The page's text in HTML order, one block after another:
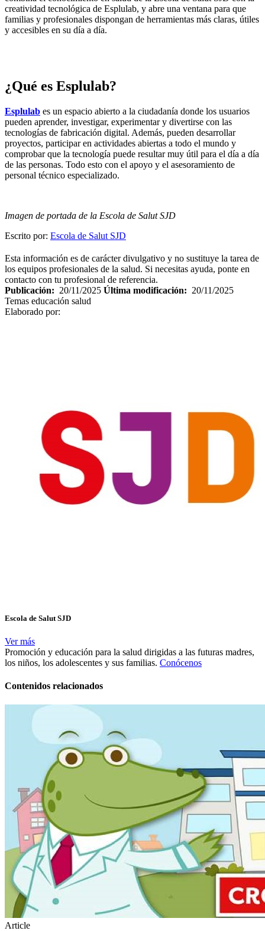
creatividad tecnológica de Esplulab, y abre una ventana para que
familias y profesionales dispongan de herramientas más claras, útiles
y accesibles en su día a día.
¿Qué es Esplulab?
Esplulab es un espacio abierto a la ciudadanía donde los usuarios
pueden aprender, investigar, experimentar y divertirse con las
tecnologías de fabricación digital. Además, pueden desarrollar
proyectos, participar en actividades abiertas a todo el mundo y
comprobar que la tecnología puede resultar muy útil para el día a día
de las personas. Todo esto con el apoyo y el asesoramiento de
personal técnico especializado.
Imagen de portada de la Escola de Salut SJD
Escrito por: Escola de Salut SJD
Esta información es de carácter divulgativo y no sustituye la tarea de
los equipos profesionales de la salud. Si necesitas ayuda, ponte en
contacto con tu profesional de referencia.
Publicación: 20/11/2025 Última modificación: 20/11/2025
Temas educación salud
Elaborado por:
Escola de Salut SJD
Ver más
Promoción y educación para la salud dirigidas a las futuras madres,
los niños, los adolescentes y sus familias. Conócenos
Contenidos relacionados
Article